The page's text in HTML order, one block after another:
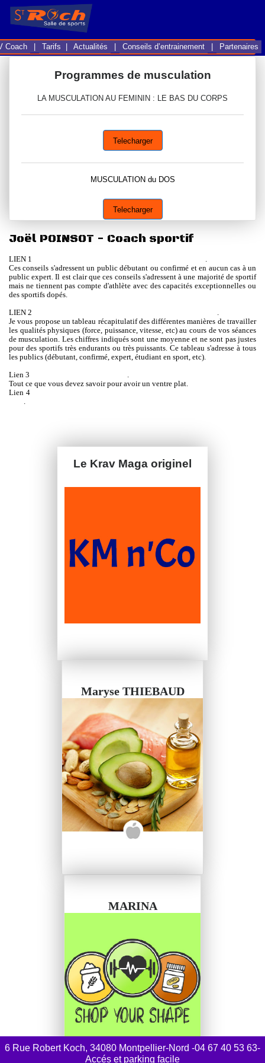
G-W9Z5NWVYHV
Coach Tarifs | Actualités Conseils d’entrainement Partenaires
Programmes de musculation
LA MUSCULATION AU FEMININ : LE BAS DU CORPS
Telecharger
MUSCULATION du DOS
Telecharger
Joël POINSOT - Coach sportif
LIEN 1
.
Ces conseils s'adressent un public débutant ou confirmé et en aucun cas à un
public expert. Il est clair que ces conseils s'adressent à une majorité de sportif
mais ne tiennent pas compte d'athlète avec des capacités exceptionnelles ou
des sportifs dopés.
LIEN 2
.
Je vous propose un tableau récapitulatif des différentes manières de travailler
les qualités physiques (force, puissance, vitesse, etc) au cours de vos séances
de musculation. Les chiffres indiqués sont une moyenne et ne sont pas justes
pour des sportifs très endurants ou très puissants. Ce tableau s'adresse à tous
les publics (débutant, confirmé, expert, étudiant en sport, etc).
Lien 3
.
Tout ce que vous devez savoir pour avoir un ventre plat.
Lien 4
.
Le Krav Maga originel
Maryse THIEBAUD
MARINA
6 Rue Robert Koch, 34080 Montpellier-Nord -04 67 40 53 63-
Accés et parking facile